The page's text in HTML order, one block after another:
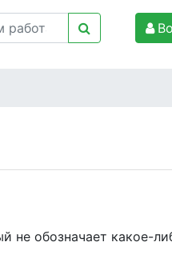
не обозначает какое-